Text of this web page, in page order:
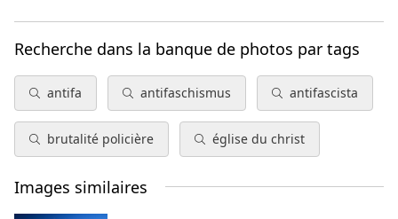
Recherche dans la banque de photos par tags
antifa antifaschismus antifascista
brutalité policière église du christ
germany de la criminalisation
Images similaires